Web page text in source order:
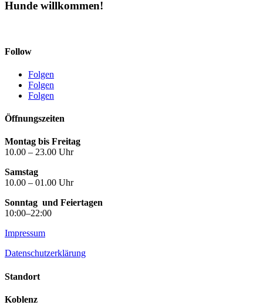
Hunde willkommen!
Follow
Folgen
Folgen
Folgen
Öffnungszeiten
Montag bis Freitag
10.00 – 23.00 Uhr
Samstag
10.00 – 01.00 Uhr
Sonntag und Feiertagen
10:00–22:00
Impressum
Datenschutzerklärung
Standort
Koblenz